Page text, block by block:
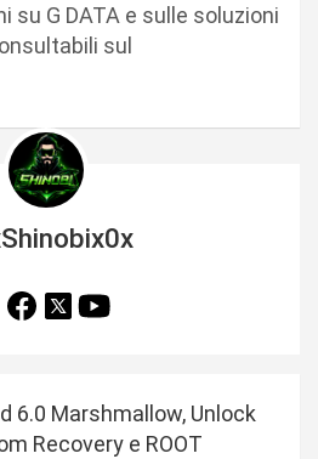
su G DATA e sulle soluzioni
sul
6.0 Marshmallow, Unlock
Recovery e ROOT